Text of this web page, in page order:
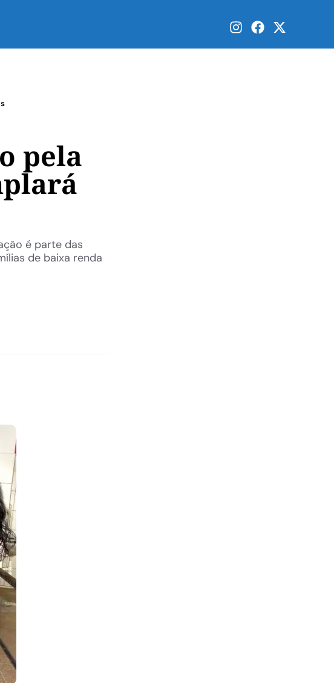
pela
é parte das
de baixa renda